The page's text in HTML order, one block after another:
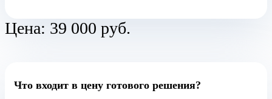
Цена: 39 000 руб.
Что входит в цену готового решения?